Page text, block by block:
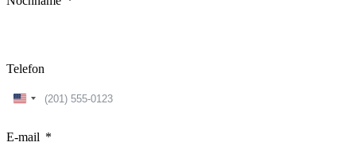
Telefon
United
E-mail